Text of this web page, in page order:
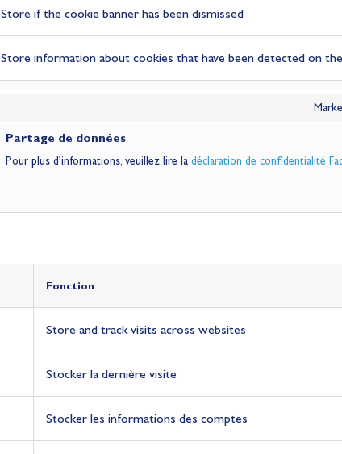
Store if the cookie banner has been dismissed
Store information about cookies that have been detected on
Partage de données
Pour plus d’informations, veuillez lire la déclaration de confidentialité
Fonction
Store and track visits across websites
Fonction
Stocker la dernière visite
Fonction
Stocker les informations des comptes
Fonction
Fonction
Fonction
Fonction
Fonction
Fonction
Fonction